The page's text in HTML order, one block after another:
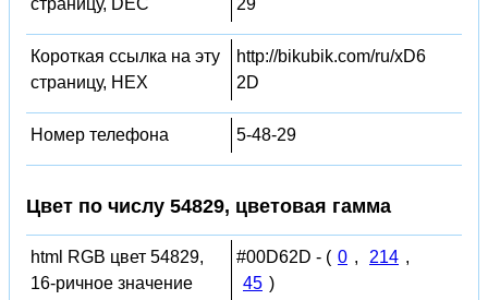
Короткая ссылка на эту
страницу, HEX
http://bikubik.com/ru/xD6
2D
Номер телефона 5-48-29
Цвет по числу 54829, цветовая гамма
html RGB цвет 54829,
16-ричное значение
#00D62D - ( 0 , 214 ,
45 )